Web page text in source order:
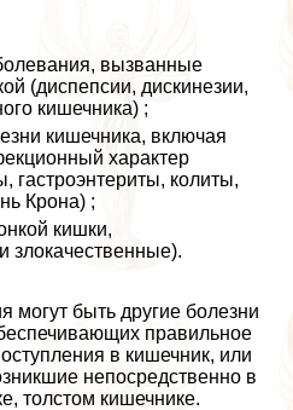
вызванные
(диспепсии, дискинезии,
кишечника) ;
кишечника, включая
хаpaктер
гастроэнтериты, колиты,
Крона) ;
кишки,
злокачественные).
быть другие болезни
правильное
в кишечник, или
непосредственно в
толстом кишечнике.